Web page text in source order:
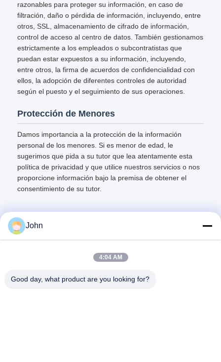
razonables para proteger su información, en caso de
filtración, daño o pérdida de información, incluyendo, entre
otros, SSL, almacenamiento de cifrado de información,
control de acceso al centro de datos. También gestionamos
estrictamente a los empleados o subcontratistas que
puedan estar expuestos a su información, incluyendo,
entre otros, la firma de acuerdos de confidencialidad con
ellos, la adopción de diferentes controles de autoridad
según el puesto y el seguimiento de sus operaciones.
Protección de Menores
Damos importancia a la protección de la información
personal de los menores. Si es menor de edad, le
sugerimos que pida a su tutor que lea atentamente esta
política de privacidad y que utilice nuestros servicios o nos
proporcione información bajo la premisa de obtener el
consentimiento de su tutor.
Dirección
John
4:04 AM
Good day, what product are you looking for?